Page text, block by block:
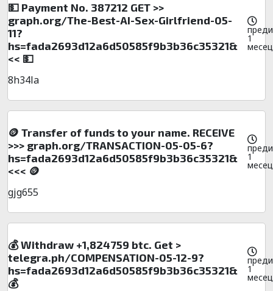
💵 Payment No. 387212 GET >>
graph.org/The-Best-AI-Sex-Girlfriend-05-
11?
hs=fada2693d12a6d50585f9b3b36c35321&
<< 💵
преди
1
месец
8h34la
🪙 Transfer of funds to your name. RECEIVE
>>> graph.org/TRANSACTION-05-05-6?
hs=fada2693d12a6d50585f9b3b36c35321&
<<< 🪙
преди
1
месец
gjg655
💰 Withdraw +1,824759 btc. Get >
telegra.ph/COMPENSATION-05-12-9?
hs=fada2693d12a6d50585f9b3b36c35321&
💰
преди
1
месец